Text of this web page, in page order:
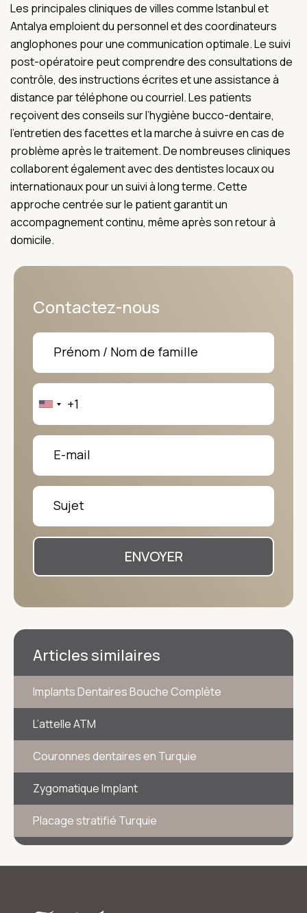
Les principales cliniques de villes comme Istanbul et
Antalya emploient du personnel et des coordinateurs
anglophones pour une communication optimale. Le suivi
post-opératoire peut comprendre des consultations de
contrôle, des instructions écrites et une assistance à
distance par téléphone ou courriel. Les patients
reçoivent des conseils sur l’hygiène bucco-dentaire,
l’entretien des facettes et la marche à suivre en cas de
problème après le traitement. De nombreuses cliniques
collaborent également avec des dentistes locaux ou
internationaux pour un suivi à long terme. Cette
approche centrée sur le patient garantit un
accompagnement continu, même après son retour à
domicile.
Contactez-nous
ENVOYER
Articles similaires
Implants Dentaires Bouche Complète
L’attelle ATM
Couronnes dentaires en Turquie
Zygomatique Implant
Placage stratifié Turquie